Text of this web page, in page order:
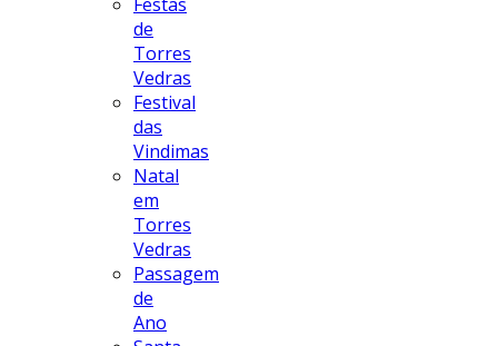
de
Torres
Vedras
Festival
das
Vindimas
Natal
em
Torres
Vedras
Passagem
de
Ano